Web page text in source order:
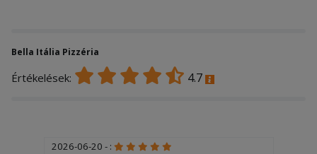
Bella Itália Pizzéria
Értékelések: 4.7
2026-06-20 - :